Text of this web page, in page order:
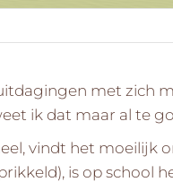
met zich
ik dat maar al te
vindt het moeilijk
is op school